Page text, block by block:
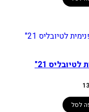
לטיובליס 21"
לסל